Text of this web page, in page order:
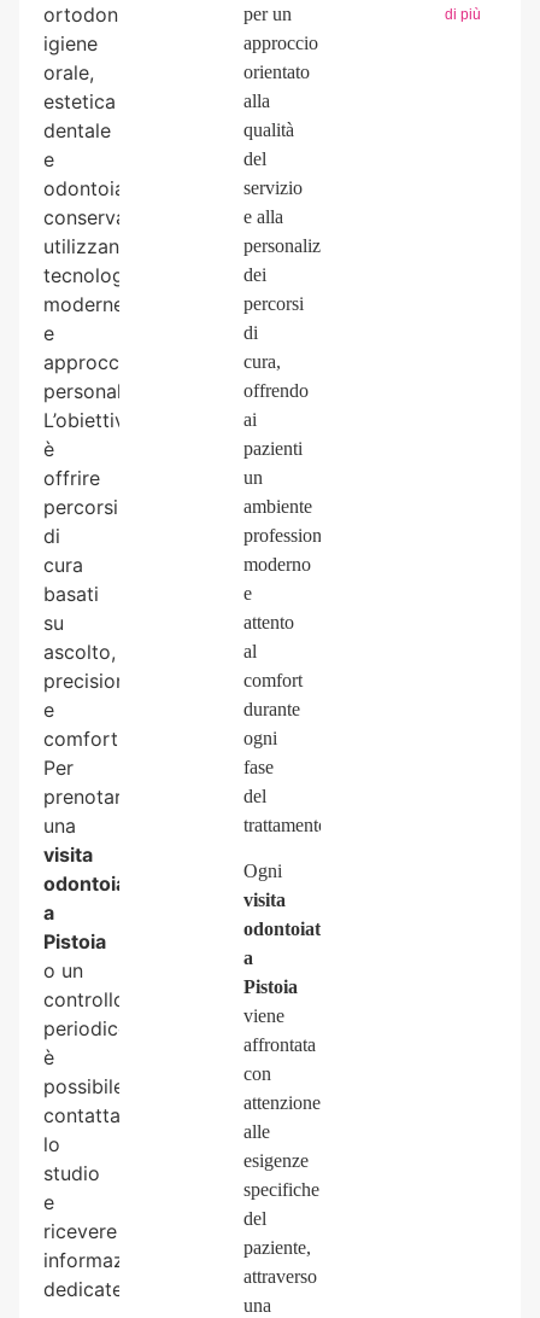
ortodonzia,
igiene
orale,
estetica
dentale
e
odontoiatria
conservativa,
utilizzando
tecnologie
moderne
e
approcci
personalizzati.
L’obiettivo
è
offrire
percorsi
di
cura
basati
su
ascolto,
precisione
e
comfort.
Per
prenotare
una
visita
odontoiatrica
a
Pistoia
o un
controllo
periodico,
è
possibile
contattare
lo
studio
e
ricevere
informazioni
dedicate.
per un
approccio
orientato
alla
qualità
del
servizio
e alla
personalizzazione
dei
percorsi
di
cura,
offrendo
ai
pazienti
un
ambiente
professionale,
moderno
e
attento
al
comfort
durante
ogni
fase
del
trattamento.
Ogni
visita
odontoiatrica
a
Pistoia
viene
affrontata
con
attenzione
alle
esigenze
specifiche
del
paziente,
attraverso
una
di più